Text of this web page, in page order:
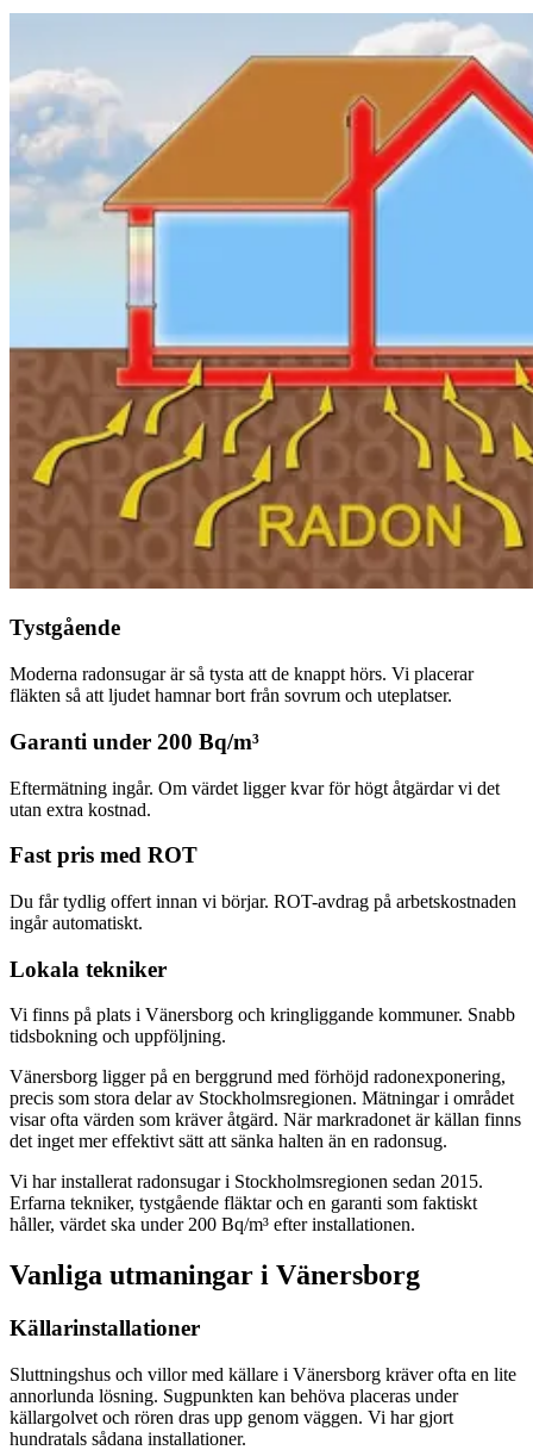
Tystgående
Moderna radonsugar är så tysta att de knappt hörs. Vi placerar
fläkten så att ljudet hamnar bort från sovrum och uteplatser.
Garanti under 200 Bq/m³
Eftermätning ingår. Om värdet ligger kvar för högt åtgärdar vi det
utan extra kostnad.
Fast pris med ROT
Du får tydlig offert innan vi börjar. ROT-avdrag på arbetskostnaden
ingår automatiskt.
Lokala tekniker
Vi finns på plats i Vänersborg och kringliggande kommuner. Snabb
tidsbokning och uppföljning.
Vänersborg ligger på en berggrund med förhöjd radonexponering,
precis som stora delar av Stockholmsregionen. Mätningar i området
visar ofta värden som kräver åtgärd. När markradonet är källan finns
det inget mer effektivt sätt att sänka halten än en radonsug.
Vi har installerat radonsugar i Stockholmsregionen sedan 2015.
Erfarna tekniker, tystgående fläktar och en garanti som faktiskt
håller, värdet ska under 200 Bq/m³ efter installationen.
Vanliga utmaningar i Vänersborg
Källarinstallationer
Sluttningshus och villor med källare i Vänersborg kräver ofta en lite
annorlunda lösning. Sugpunkten kan behöva placeras under
källargolvet och rören dras upp genom väggen. Vi har gjort
hundratals sådana installationer.